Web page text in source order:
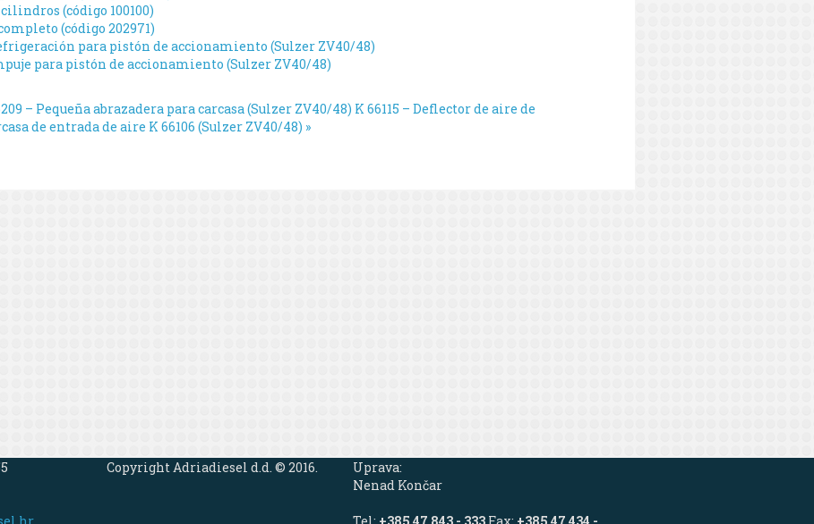
(código 100100)
(código 202971)
para pistón de accionamiento (Sulzer ZV40/48)
para pistón de accionamiento (Sulzer ZV40/48)
– Pequeña abrazadera para carcasa (Sulzer ZV40/48) K 66115 – Deflector de aire de
de entrada de aire K 66106 (Sulzer ZV40/48) »
Copyright Adriadiesel d.d. © 2016.
Uprava:
Nenad Končar